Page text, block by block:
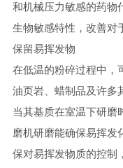
和机械压力敏感的药物
生物敏感特性，改善对
保留易挥发物
在低温的粉碎过程中，
油页岩、蜡制品及许多
当其基质在室温下研磨
磨机研磨能确保易挥发
保对易挥发物质的控制